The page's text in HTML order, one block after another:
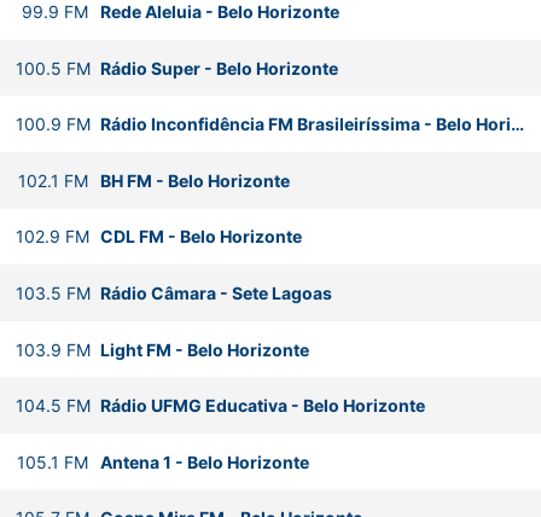
99.9 FM Rede Aleluia- Belo Horizonte
100.5 FM Rádio Super- Belo Horizonte
100.9 FM Rádio Inconfidência FM Brasileiríssima- Belo Horizonte
102.1 FM BH FM - Belo Horizonte
102.9 FM CDL FM - Belo Horizonte
103.5 FM Rádio Câmara- Sete Lagoas
103.9 FM Light FM - Belo Horizonte
104.5 FM Rádio UFMG Educativa- Belo Horizonte
105.1 FM Antena 1 - Belo Horizonte